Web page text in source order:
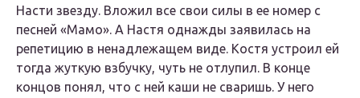
Насти звезду. Вложил все свои силы в ее номер с
песней «Мамо». А Настя однажды заявилась на
репетицию в ненадлежащем виде. Костя устроил ей
тогда жуткую взбучку, чуть не отлупил. В конце
концов понял, что с ней каши не сваришь. У него